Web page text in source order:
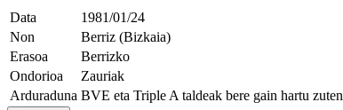
Data
1981/01/24
Non
Berriz (Bizkaia)
Erasoa
Berrizko
Ondorioa
Zauriak
Arduraduna BVE eta Triple A taldeak bere gain hartu zuten